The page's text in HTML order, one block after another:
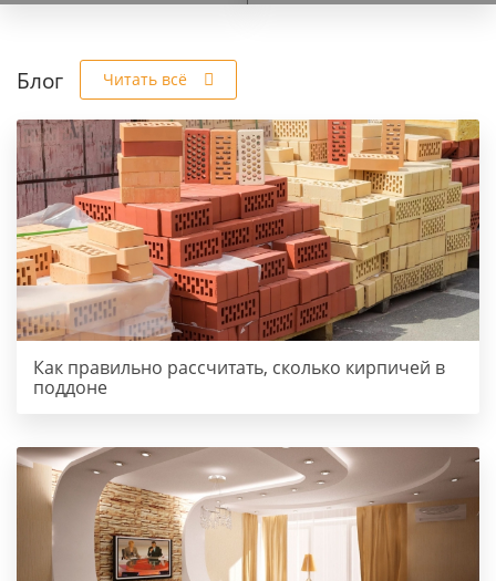
Блог Читать всё
Как правильно рассчитать, сколько кирпичей в
поддоне